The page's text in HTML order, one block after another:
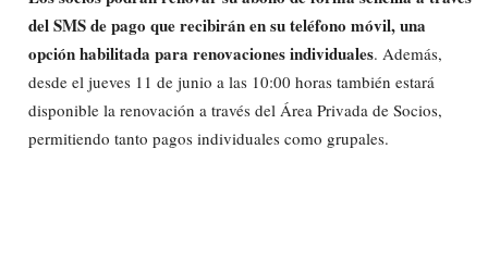
del SMS de pago que recibirán en su teléfono móvil, una
opción habilitada para renovaciones individuales. Además,
desde el jueves 11 de junio a las 10:00 horas también estará
disponible la renovación a través del Área Privada de Socios,
permitiendo tanto pagos individuales como grupales.